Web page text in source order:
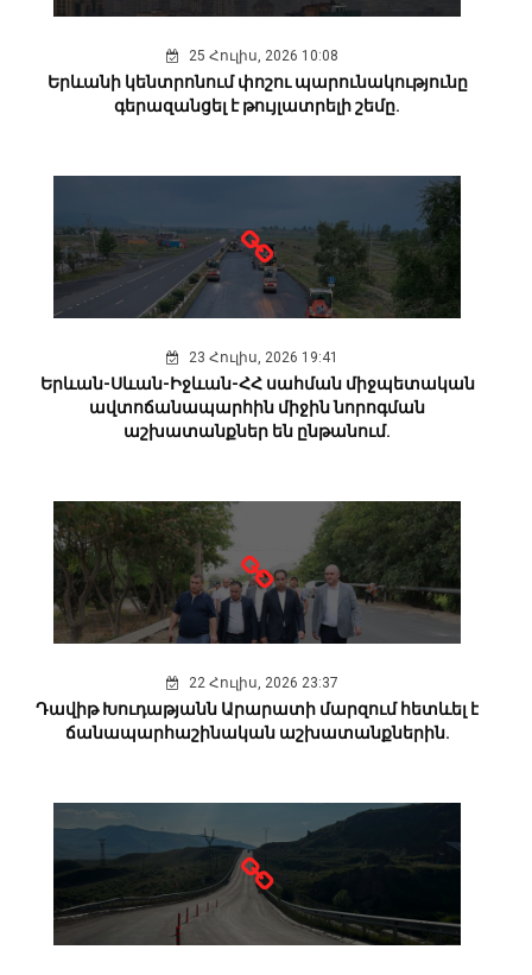
25 Հուլիս, 2026 10:08
Երևանի կենտրոնում փոշու պարունակությունը
գերազանցել է թույլատրելի շեմը.
23 Հուլիս, 2026 19:41
Երևան-Սևան-Իջևան-ՀՀ սահման միջպետական
ավտոճանապարհին միջին նորոգման
աշխատանքներ են ընթանում.
22 Հուլիս, 2026 23:37
Դավիթ Խուդաթյանն Արարատի մարզում հետևել է
ճանապարհաշինական աշխատանքներին.